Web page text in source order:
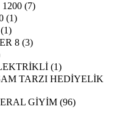
(7)
(1)
(1)
8 (3)
(1)
TARZI HEDİYELİK
GİYİM (96)